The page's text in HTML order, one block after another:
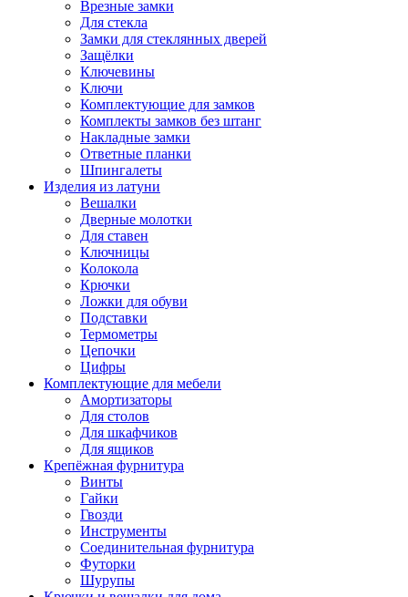
Врезные замки
Для стекла
Замки для стеклянных дверей
Защёлки
Ключевины
Ключи
Комплектующие для замков
Комплекты замков без штанг
Накладные замки
Ответные планки
Шпингалеты
Изделия из латуни
Вешалки
Дверные молотки
Для ставен
Ключницы
Колокола
Крючки
Ложки для обуви
Подставки
Термометры
Цепочки
Цифры
Комплектующие для мебели
Амортизаторы
Для столов
Для шкафчиков
Для ящиков
Крепёжная фурнитура
Винты
Гайки
Гвозди
Инструменты
Соединительная фурнитура
Футорки
Шурупы